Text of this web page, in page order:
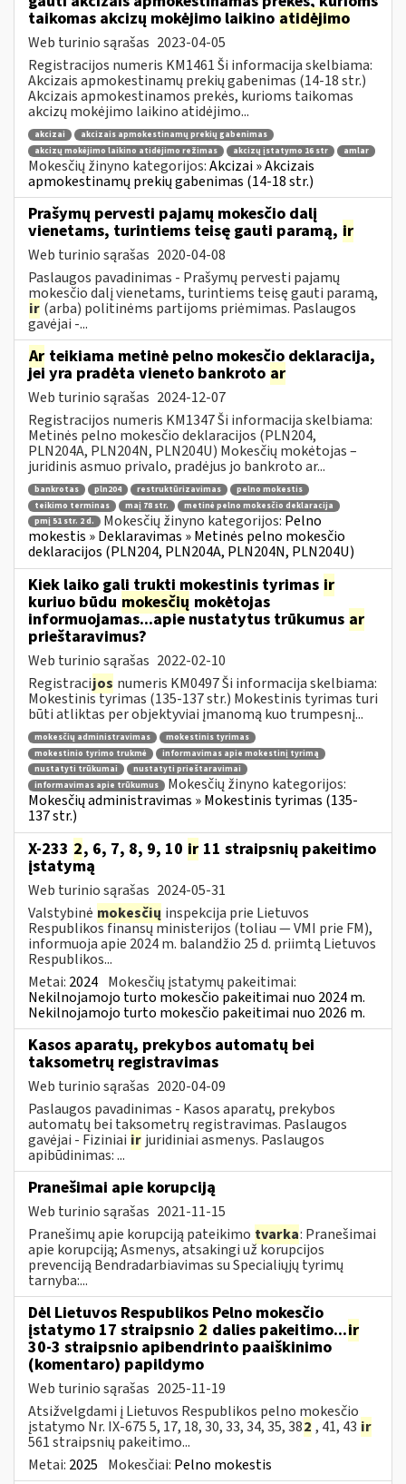
taikomas akcizų mokėjimo laikino atidėjimo
Web turinio sąrašas 2023-04-05
Registracijos numeris KM1461 Ši informacija skelbiama:
Akcizais apmokestinamų prekių gabenimas (14-18 str.)
Akcizais apmokestinamos prekės, kurioms taikomas
akcizų mokėjimo laikino atidėjimo...
akcizai
akcizais apmokestinamų prekių gabenimas
akcizų mokėjimo laikino atidėjimo režimas
akcizų įstatymo 16 str amlar
Mokesčių žinyno kategorijos:Akcizai » Akcizais
apmokestinamų prekių gabenimas (14-18 str.)
Prašymų pervesti pajamų mokesčio dalį
vienetams, turintiems teisę gauti paramą, ir
Web turinio sąrašas 2020-04-08
Paslaugos pavadinimas - Prašymų pervesti pajamų
mokesčio dalį vienetams, turintiems teisę gauti paramą,
ir (arba) politinėms partijoms priėmimas. Paslaugos
gavėjai -...
Ar teikiama metinė pelno mokesčio deklaracija,
jei yra pradėta vieneto bankroto ar
Web turinio sąrašas 2024-12-07
Registracijos numeris KM1347 Ši informacija skelbiama:
Metinės pelno mokesčio deklaracijos (PLN204,
PLN204A, PLN204N, PLN204U) Mokesčių mokėtojas –
juridinis asmuo privalo, pradėjus jo bankroto ar...
bankrotas pln204 restruktūrizavimas
pelno mokestis
teikimo terminas
maį 78 str.
metinė pelno mokesčio deklaracija
pmį 51 str. 2 d.
Mokesčių žinyno kategorijos: Pelno
mokestis » Deklaravimas » Metinės pelno mokesčio
deklaracijos (PLN204, PLN204A, PLN204N, PLN204U)
Kiek laiko gali trukti mokestinis tyrimas ir
kuriuo būdu mokesčių mokėtojas
informuojamas...apie nustatytus trūkumus ar
prieštaravimus?
Web turinio sąrašas 2022-02-10
Registracijos numeris KM0497 Ši informacija skelbiama:
Mokestinis tyrimas (135-137 str.) Mokestinis tyrimas turi
būti atliktas per objektyviai įmanomą kuo trumpesnį...
mokesčių administravimas
mokestinis tyrimas
mokestinio tyrimo trukmė
informavimas apie mokestinį tyrimą
nustatyti trūkumai
nustatyti prieštaravimai
informavimas apie trūkumus
Mokesčių žinyno kategorijos:
Mokesčių administravimas » Mokestinis tyrimas (135-
137 str.)
X-233 2, 6, 7, 8, 9, 10 ir 11 straipsnių pakeitimo
įstatymą
Web turinio sąrašas 2024-05-31
Valstybinė mokesčių inspekcija prie Lietuvos
Respublikos finansų ministerijos (toliau — VMI prie FM),
informuoja apie 2024 m. balandžio 25 d. priimtą Lietuvos
Respublikos...
Metai: 2024 Mokesčių įstatymų pakeitimai:
Nekilnojamojo turto mokesčio pakeitimai nuo 2024 m.
Nekilnojamojo turto mokesčio pakeitimai nuo 2026 m.
Kasos aparatų, prekybos automatų bei
taksometrų registravimas
Web turinio sąrašas 2020-04-09
Paslaugos pavadinimas - Kasos aparatų, prekybos
automatų bei taksometrų registravimas. Paslaugos
gavėjai - Fiziniai ir juridiniai asmenys. Paslaugos
apibūdinimas: ...
Pranešimai apie korupciją
Web turinio sąrašas 2021-11-15
Pranešimų apie korupciją pateikimo tvarka: Pranešimai
apie korupciją; Asmenys, atsakingi už korupcijos
prevenciją Bendradarbiavimas su Specialiųjų tyrimų
tarnyba:...
Dėl Lietuvos Respublikos Pelno mokesčio
įstatymo 17 straipsnio 2 dalies pakeitimo...ir
30-3 straipsnio apibendrinto paaiškinimo
(komentaro) papildymo
Web turinio sąrašas 2025-11-19
Atsižvelgdami į Lietuvos Respublikos pelno mokesčio
įstatymo Nr. IX-675 5, 17, 18, 30, 33, 34, 35, 382 , 41, 43 ir
561 straipsnių pakeitimo...
Metai: 2025 Mokesčiai: Pelno mokestis